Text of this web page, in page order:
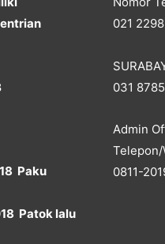
Paku
Patok lalu
021
031
Admin
Telepon/
0811-